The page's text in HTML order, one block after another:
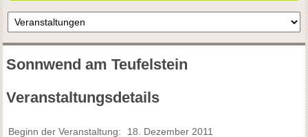
Sonnwend am Teufelstein
Veranstaltungsdetails
Beginn der Veranstaltung:
18. Dezember 2011